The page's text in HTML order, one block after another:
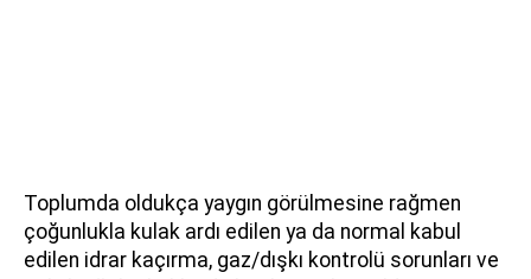
Toplumda oldukça yaygın görülmesine rağmen
çoğunlukla kulak ardı edilen ya da normal kabul
edilen idrar kaçırma, gaz/dışkı kontrolü sorunları ve